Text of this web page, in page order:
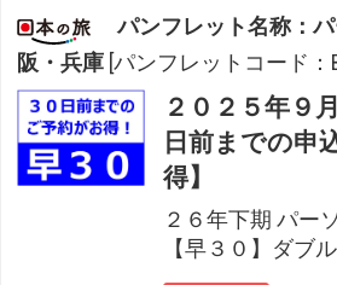
パンフレット名称：
阪・兵庫 [パンフレットコード：
２０２５年９
日前までの申
得】
２６年下期 パー
【早３０】ダブル